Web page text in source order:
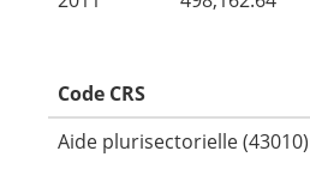
Code CRS
Aide plurisectorielle (43010)